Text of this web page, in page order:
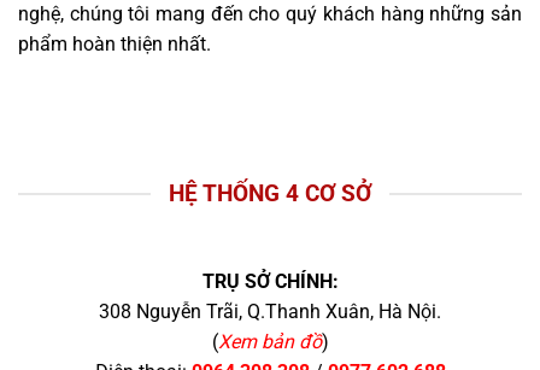
nghệ, chúng tôi mang đến cho quý khách hàng những sản
phẩm hoàn thiện nhất.
HỆ THỐNG 4 CƠ SỞ
TRỤ SỞ CHÍNH:
308 Nguyễn Trãi, Q.Thanh Xuân, Hà Nội.
(Xem bản đồ)